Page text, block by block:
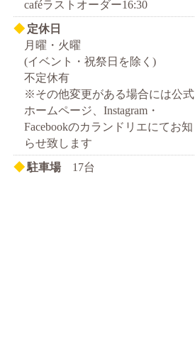
caféラストオーダー16:30
◆ 定休日
月曜・火曜
(イベント・祝祭日を除く)
不定休有
※その他変更がある場合には公式
ホームページ、Instagram・
Facebookのカランドリエにてお知
らせ致します
◆駐車場 17台